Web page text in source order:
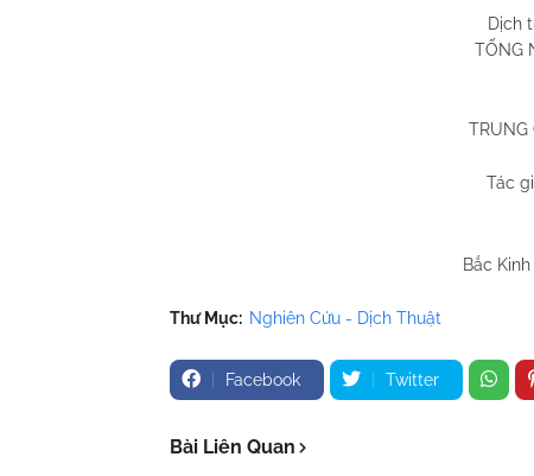
Dịch
TỐNG
TRUNG
Tác
La
Bắc
Thư Mục: Nghiên Cứu - Dịch Thuật
Facebook Twitter
Bài Liên Quan